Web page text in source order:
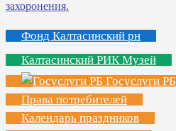
Фонд Калтасинский рн
Калтасинский РИК Музей
Госуслуги РБ
Права потребителей
Календарь праздников